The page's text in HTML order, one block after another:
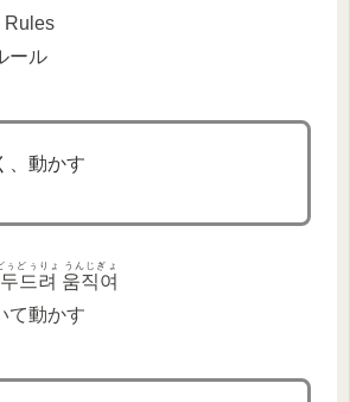
Rules
ール
、動かす
드려 움직여
ぅどぅりょ うんじぎょ
て動かす